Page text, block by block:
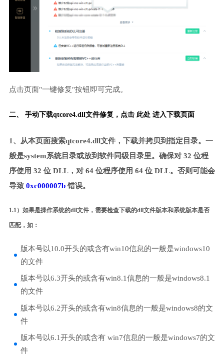
点击页面"一键修复"按钮即可完成。
二、 手动下载qtcore4.dll文件修复， 点击 此处 进入下载页面
1、从本页面搜索qtcore4.dll文件，下载并拷贝到指定目录。一
般是system系统目录或放到软件同级目录里。确保对 32 位程
序使用 32 位 DLL，对 64 位程序使用 64 位 DLL。否则可能会
导致 0xc000007b错误。
1.1）如果是操作系统的dll文件，需要检查下载的dll文件版本和系统版本是否
匹配，如：
版本号以10.0开头的或含有win10信息的一般是windows10
的文件
版本号以6.3开头的或含有win8.1信息的一般是windows8.1
的文件
版本号以6.2开头的或含有win8信息的一般是windows8的文
件
版本号以6.1开头的或含有 win7信息的一般是windows7的文
件